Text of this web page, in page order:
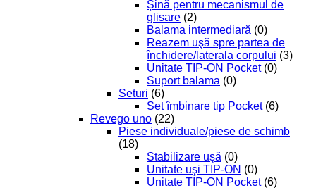
Șină pentru mecanismul de
glisare (2)
Balama intermediară (0)
Reazem uşă spre partea de
închidere/laterala corpului (3)
Unitate TIP-ON Pocket (0)
Suport balama (0)
Seturi (6)
Set îmbinare tip Pocket (6)
Revego uno (22)
Piese individuale/piese de schimb
(18)
Stabilizare uşă (0)
Unitate uşi TIP-ON (0)
Unitate TIP-ON Pocket (6)